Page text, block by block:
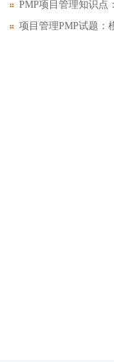
PMP项目管理知识点
项目管理PMP试题：